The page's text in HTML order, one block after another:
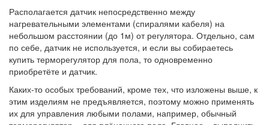
Располагается датчик непосредственно между
нагревательными элементами (спиралями кабеля) на
небольшом расстоянии (до 1м) от регулятора. Отдельно, сам
по себе, датчик не используется, и если вы собираетесь
купить терморегулятор для пола, то одновременно
приобретёте и датчик.
Каких-то особых требований, кроме тех, что изложены выше, к
этим изделиям не предъявляется, поэтому можно применять
их для управления любыми полами, например, обычный